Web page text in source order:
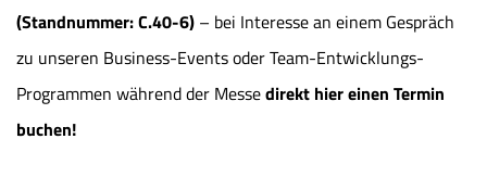
(Standnummer: C.40-6) – bei Interesse an einem Gespräch
zu unseren Business-Events oder Team-Entwicklungs-
Programmen während der Messedirekt hier einen Termin
buchen!